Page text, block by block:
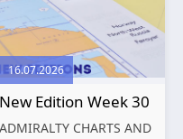
August 2026 Chart Title,
limits and other remarks
1602 China – Chang...
16.07.2026
New Edition Week 30
ADMIRALTY CHARTS AND